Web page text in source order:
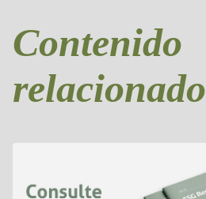
Contenido
relacionado